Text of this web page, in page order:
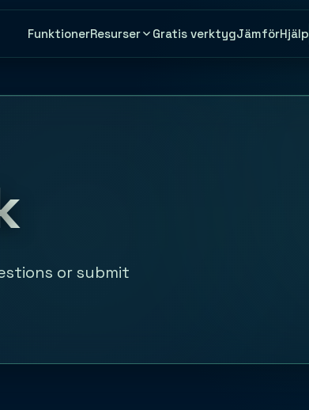
FunktionerResurser Gratis verktygJämförHjälp
or submit